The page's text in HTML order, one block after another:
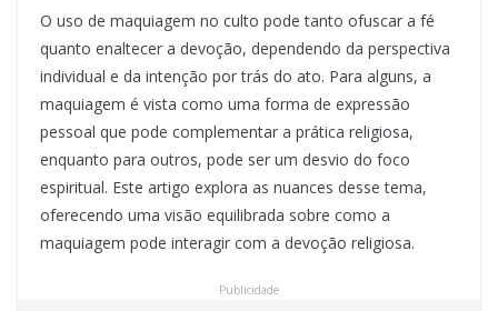
O uso de maquiagem no culto pode tanto ofuscar a fé
quanto enaltecer a devoção, dependendo da perspectiva
individual e da intenção por trás do ato. Para alguns, a
maquiagem é vista como uma forma de expressão
pessoal que pode complementar a prática religiosa,
enquanto para outros, pode ser um desvio do foco
espiritual. Este artigo explora as nuances desse tema,
oferecendo uma visão equilibrada sobre como a
maquiagem pode interagir com a devoção religiosa.
Publicidade